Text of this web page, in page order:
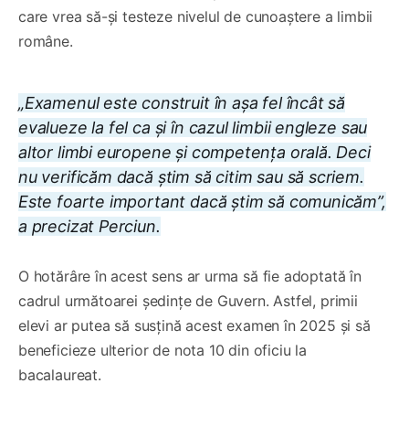
care vrea să-și testeze nivelul de cunoaștere a limbii
române.
„Examenul este construit în așa fel încât să
evalueze la fel ca și în cazul limbii engleze sau
altor limbi europene și competența orală. Deci
nu verificăm dacă știm să citim sau să scriem.
Este foarte important dacă știm să comunicăm”,
a precizat Perciun.
O hotărâre în acest sens ar urma să fie adoptată în
cadrul următoarei ședințe de Guvern. Astfel, primii
elevi ar putea să susțină acest examen în 2025 și să
beneficieze ulterior de nota 10 din oficiu la
bacalaureat.